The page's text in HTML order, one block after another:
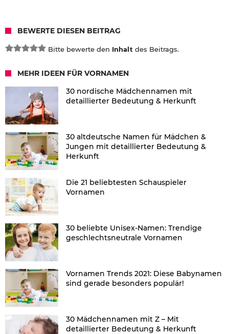
BEWERTE DIESEN BEITRAG
Bitte bewerte den Inhalt des Beitrags.
MEHR IDEEN FÜR VORNAMEN
30 nordische Mädchennamen mit
detaillierter Bedeutung & Herkunft
30 altdeutsche Namen für Mädchen &
Jungen mit detaillierter Bedeutung &
Herkunft
Die 21 beliebtesten Schauspieler
Vornamen
30 beliebte Unisex-Namen: Trendige
geschlechtsneutrale Vornamen
Vornamen Trends 2021: Diese Babynamen
sind gerade besonders populär!
30 Mädchennamen mit Z – Mit
detaillierter Bedeutung & Herkunft